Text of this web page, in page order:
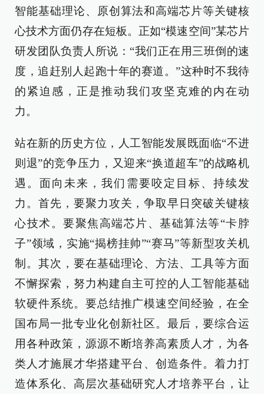
智能基础理论、原创算法和高端芯片等关键核
心技术方面仍存在短板。正如“模速空间”某芯片
研发团队负责人所说：“我们正在用三班倒的速
度，追赶别人起跑十年的赛道。”这种时不我待
的紧迫感，正是推动我们攻坚克难的内在动
力。
站在新的历史方位，人工智能发展既面临“不进
则退”的竞争压力，又迎来“换道超车”的战略机
遇。面向未来，我们需要咬定目标、持续发
力。首先，要聚力攻关，争取早日突破关键核
心技术。要聚焦高端芯片、基础算法等“卡脖
子”领域，实施“揭榜挂帅”“赛马”等新型攻关机
制。其次，要在基础理论、方法、工具等方面
不懈探索，努力构建自主可控的人工智能基础
软硬件系统。要总结推广模速空间经验，在全
国布局一批专业化创新社区。最后，要综合运
用各种政策，源源不断培养高素质人才，为各
类人才施展才华搭建平台、创造条件。着力打
造体系化、高层次基础研究人才培养平台，让